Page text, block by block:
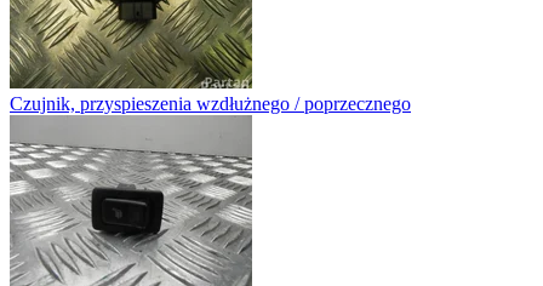
Czujnik, przyspieszenia wzdłużnego / poprzecznego